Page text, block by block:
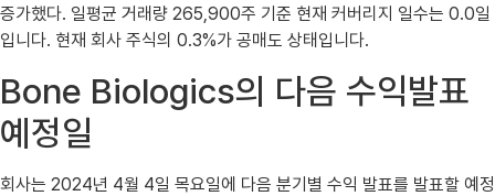
증가했다. 일평균 거래량 265,900주 기준 현재 커버리지 일수는 0.0일
입니다. 현재 회사 주식의 0.3%가 공매도 상태입니다.
Bone Biologics의 다음 수익발표
예정일
회사는 2024년 4월 4일 목요일에 다음 분기별 수익 발표를 발표할 예정